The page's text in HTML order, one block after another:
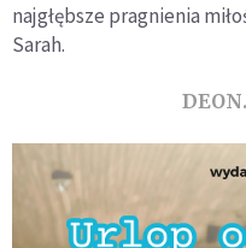
najgłębsze pragnienia
Sarah.